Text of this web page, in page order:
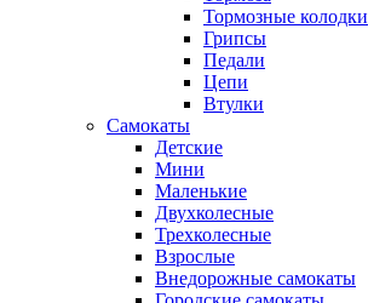
Тормозные колодки
Грипсы
Педали
Цепи
Втулки
Самокаты
Детские
Мини
Маленькие
Двухколесные
Трехколесные
Взрослые
Внедорожные самокаты